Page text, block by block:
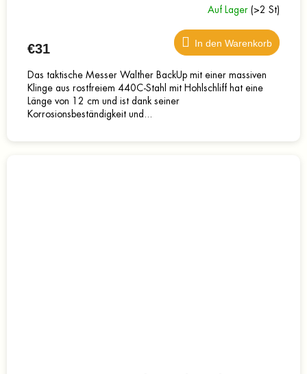
Auf Lager (>2 St)
€31 In den Warenkorb
Das taktische Messer Walther BackUp mit einer massiven
Klinge aus rostfreiem 440C-Stahl mit Hohlschliff hat eine
Länge von 12 cm und ist dank seiner
Korrosionsbeständigkeit und...